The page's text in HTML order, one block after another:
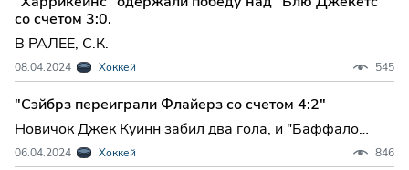
со счетом 3:0.
В РАЛЕЕ, С.К.
08.04.2024 Хоккей 545
"Сэйбрз переиграли Флайерз со счетом 4:2"
Новичок Джек Куинн забил два гола, и "Баффало
Сэйбрз" обыграло находящихся в свободном падении
"Филадельфию" со счетом 4-2 в пятницу вечером,
06.04.2024 Хоккей 846